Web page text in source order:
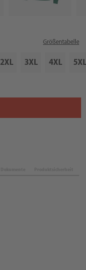
Größentabelle
2XL 3XL 4XL 5XL